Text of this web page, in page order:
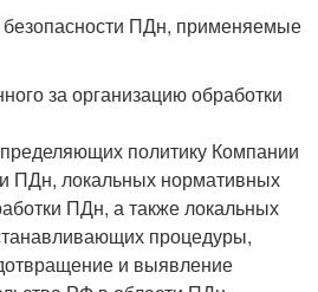
ПДн, применяемые
за организацию обработки
политику Компании
ПДн, локальных нормативных
ПДн, а также локальных
процедуры,
и выявление